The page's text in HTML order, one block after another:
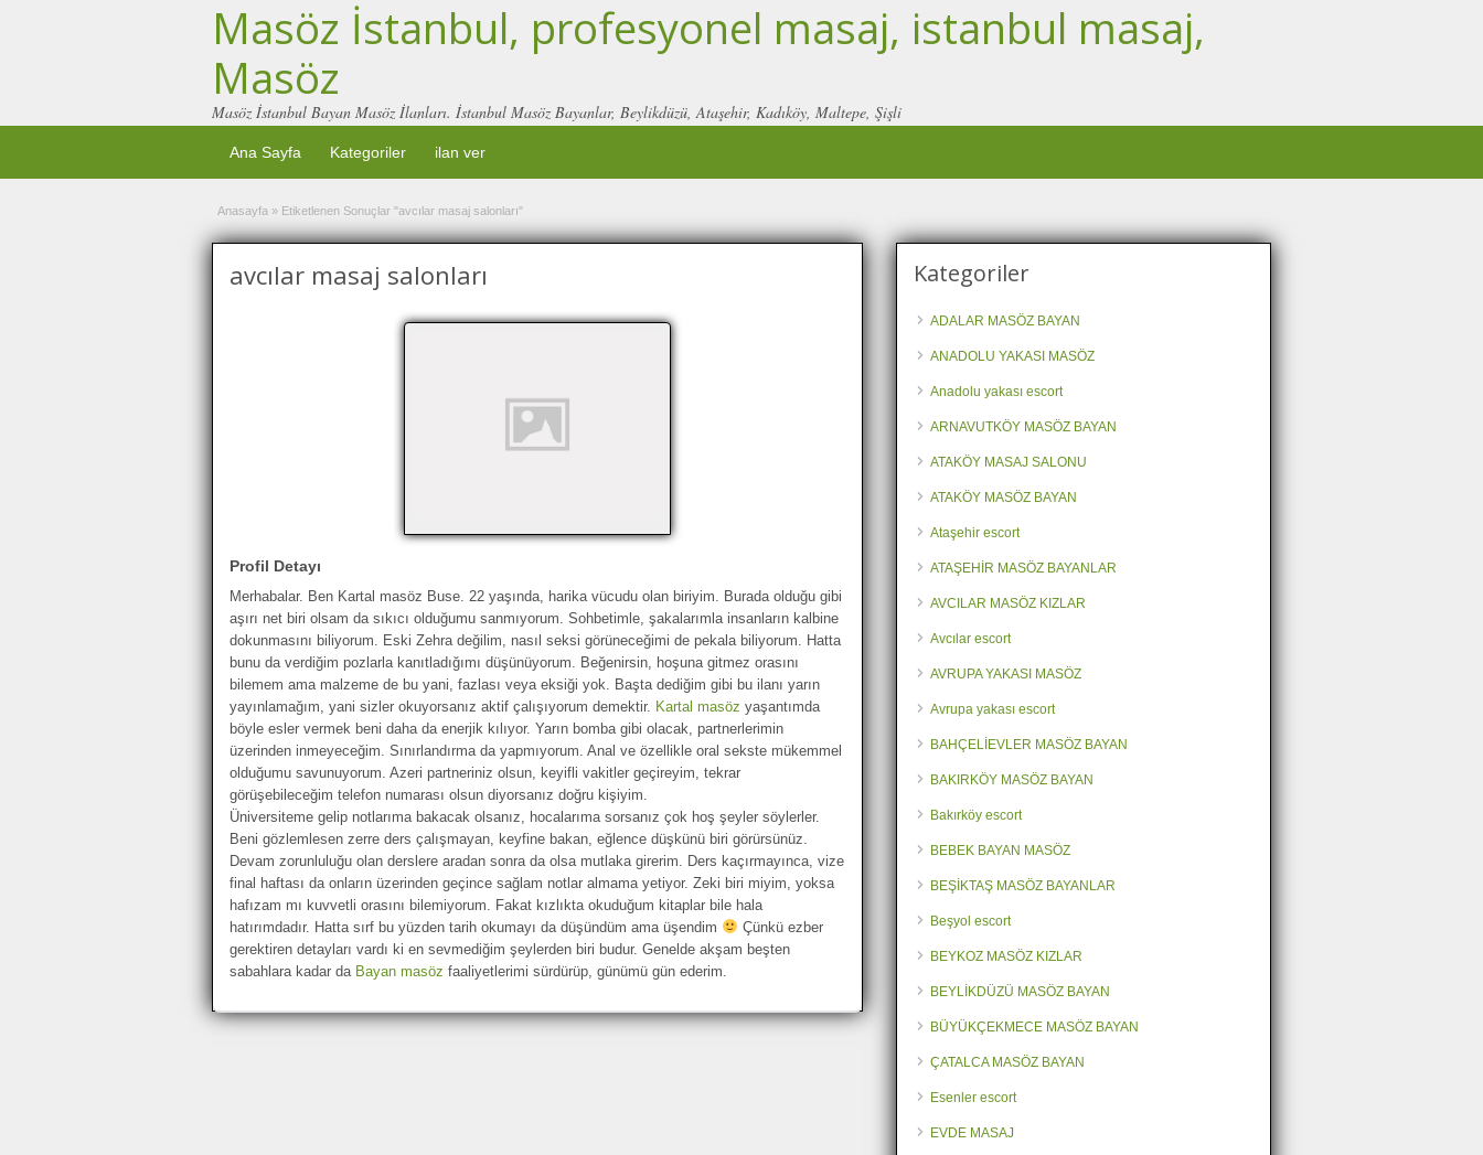
Masöz İstanbul, profesyonel masaj, istanbul masaj,
Masöz
Masöz İstanbul Bayan Masöz İlanları. İstanbul Masöz Bayanlar, Beylikdüzü, Ataşehir, Kadıköy, Maltepe, Şişli
Ana Sayfa Kategoriler ilan ver
Anasayfa » Etiketlenen Sonuçlar "avcılar masaj salonları"
avcılar masaj salonları
Profil Detayı
Merhabalar. Ben Kartal masöz Buse. 22 yaşında, harika vücudu olan biriyim. Burada olduğu gibi
aşırı net biri olsam da sıkıcı olduğumu sanmıyorum. Sohbetimle, şakalarımla insanların kalbine
dokunmasını biliyorum. Eski Zehra değilim, nasıl seksi görüneceğimi de pekala biliyorum. Hatta
bunu da verdiğim pozlarla kanıtladığımı düşünüyorum. Beğenirsin, hoşuna gitmez orasını
bilemem ama malzeme de bu yani, fazlası veya eksiği yok. Başta dediğim gibi bu ilanı yarın
yayınlamağım, yani sizler okuyorsanız aktif çalışıyorum demektir. Kartal masöz yaşantımda
böyle esler vermek beni daha da enerjik kılıyor. Yarın bomba gibi olacak, partnerlerimin
üzerinden inmeyeceğim. Sınırlandırma da yapmıyorum. Anal ve özellikle oral sekste mükemmel
olduğumu savunuyorum. Azeri partneriniz olsun, keyifli vakitler geçireyim, tekrar
görüşebileceğim telefon numarası olsun diyorsanız doğru kişiyim.
Üniversiteme gelip notlarıma bakacak olsanız, hocalarıma sorsanız çok hoş şeyler söylerler.
Beni gözlemlesen zerre ders çalışmayan, keyfine bakan, eğlence düşkünü biri görürsünüz.
Devam zorunluluğu olan derslere aradan sonra da olsa mutlaka girerim. Ders kaçırmayınca, vize
final haftası da onların üzerinden geçince sağlam notlar almama yetiyor. Zeki biri miyim, yoksa
hafızam mı kuvvetli orasını bilemiyorum. Fakat kızlıkta okuduğum kitaplar bile hala
hatırımdadır. Hatta sırf bu yüzden tarih okumayı da düşündüm ama üşendim
Çünkü ezber
gerektiren detayları vardı ki en sevmediğim şeylerden biri budur. Genelde akşam beşten
sabahlara kadar da Bayan masöz faaliyetlerimi sürdürüp, günümü gün ederim.
Kategoriler
ADALAR MASÖZ BAYAN
ANADOLU YAKASI MASÖZ
Anadolu yakası escort
ARNAVUTKÖY MASÖZ BAYAN
ATAKÖY MASAJ SALONU
ATAKÖY MASÖZ BAYAN
Ataşehir escort
ATAŞEHİR MASÖZ BAYANLAR
AVCILAR MASÖZ KIZLAR
Avcılar escort
AVRUPA YAKASI MASÖZ
Avrupa yakası escort
BAHÇELİEVLER MASÖZ BAYAN
BAKIRKÖY MASÖZ BAYAN
Bakırköy escort
BEBEK BAYAN MASÖZ
BEŞİKTAŞ MASÖZ BAYANLAR
Beşyol escort
BEYKOZ MASÖZ KIZLAR
BEYLİKDÜZÜ MASÖZ BAYAN
BÜYÜKÇEKMECE MASÖZ BAYAN
ÇATALCA MASÖZ BAYAN
Esenler escort
EVDE MASAJ